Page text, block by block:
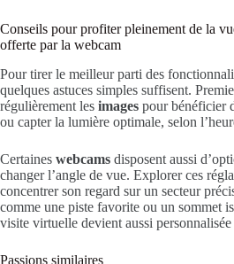
Conseils pour profiter pleinement de la
offerte par la webcam
Pour tirer le meilleur parti des
quelques astuces simples suffisent.
régulièrement les images pour bénéficier
ou capter la lumière optimale, selon
Certaines webcams disposent aussi
changer l’angle de vue. Explorer ces
concentrer son regard sur un secteur
comme une piste favorite ou un sommet
visite virtuelle devient aussi personnalisée
Passions similaires